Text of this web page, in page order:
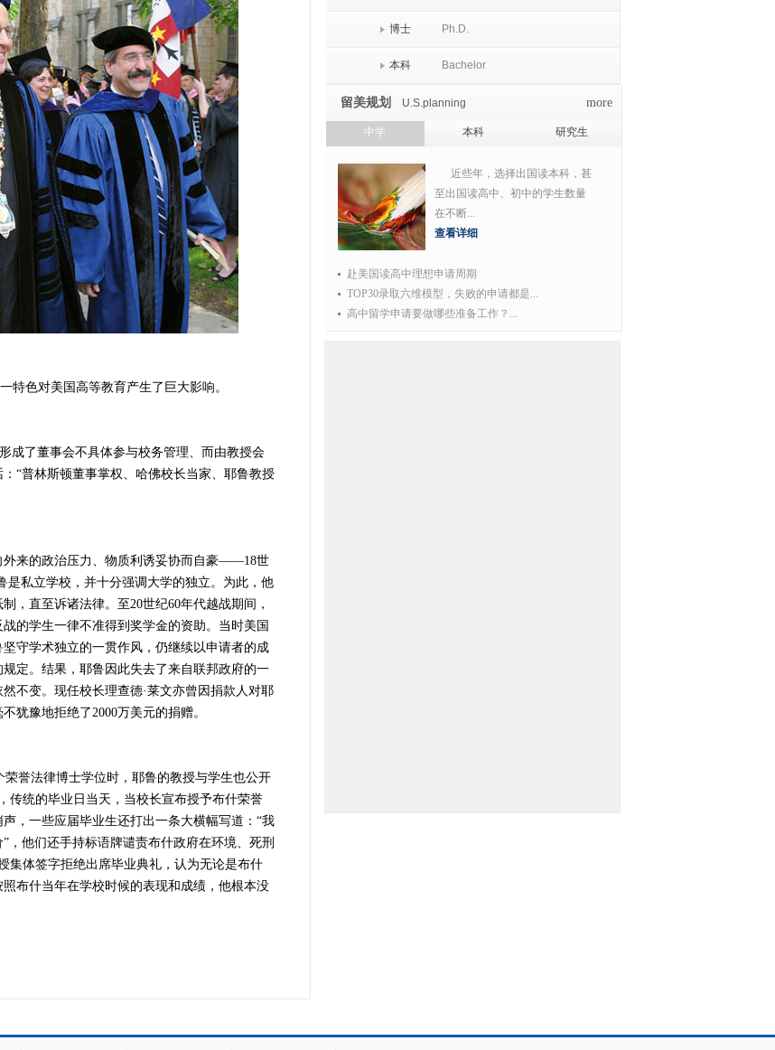
色对美国高等教育产生了巨大影响。
了董事会不具体参与校务管理、而由教授会
“普林斯顿董事掌权、哈佛校长当家、耶鲁教授
来的政治压力、物质利诱妥协而自豪——18世
是私立学校，并十分强调大学的独立。为此，他
，直至诉诸法律。至20世纪60年代越战期间，
的学生一律不准得到奖学金的资助。当时美国
守学术独立的一贯作风，仍继续以申请者的成
定。结果，耶鲁因此失去了来自联邦政府的一
不变。现任校长理查德·莱文亦曾因捐款人对耶
犹豫地拒绝了2000万美元的捐赠。
誉法律博士学位时，耶鲁的教授与学生也公开
传统的毕业日当天，当校长宣布授予布什荣誉
，一些应届毕业生还打出一条大横幅写道：“我
，他们还手持标语牌谴责布什政府在环境、死刑
集体签字拒绝出席毕业典礼，认为无论是布什
布什当年在学校时候的表现和成绩，他根本没
博士 Ph.D.
本科 Bachelor
留美规划 U.S.planning more
中学 本科 研究生
近些年，选择出国读本科，甚
至出国读高中、初中的学生数量
在不断...
查看详细
赴美国读高中理想申请周期
TOP30录取六维模型，失败的申请都是...
高中留学申请要做哪些准备工作？...